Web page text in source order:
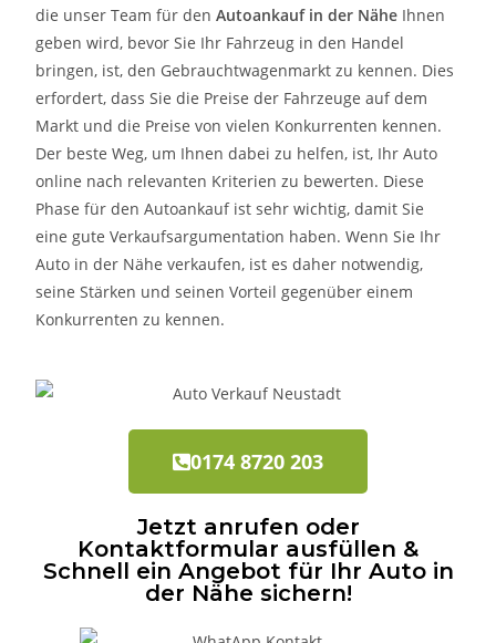
die unser Team für denAutoankauf in der Nähe Ihnen
geben wird, bevor Sie Ihr Fahrzeug in den Handel
bringen, ist, den Gebrauchtwagenmarkt zu kennen. Dies
erfordert, dass Sie die Preise der Fahrzeuge auf dem
Markt und die Preise von vielen Konkurrenten kennen.
Der beste Weg, um Ihnen dabei zu helfen, ist, Ihr Auto
online nach relevanten Kriterien zu bewerten. Diese
Phase für den Autoankauf ist sehr wichtig, damit Sie
eine gute Verkaufsargumentation haben. Wenn Sie Ihr
Auto in der Nähe verkaufen, ist es daher notwendig,
seine Stärken und seinen Vorteil gegenüber einem
Konkurrenten zu kennen.
0174 8720 203
Jetzt anrufen oder
Kontaktformular ausfüllen &
Schnell ein Angebot für Ihr Auto in
der Nähe sichern!